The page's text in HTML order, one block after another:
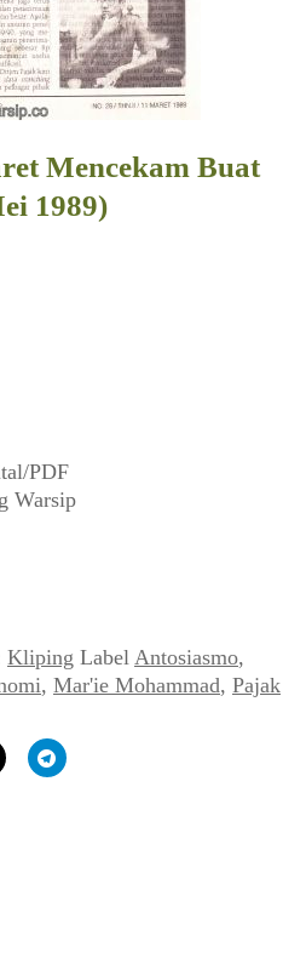
Mencekam Buat
1989)
PDF
Warsip
Kliping Label Antosiasmo,
, Mar'ie Mohammad, Pajak